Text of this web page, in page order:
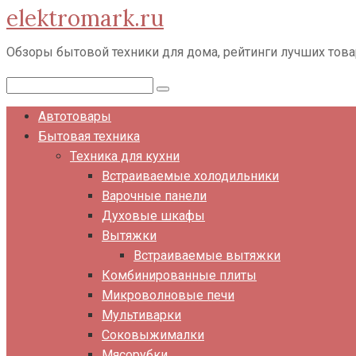
Перейти
к
контенту
elektromark.ru
Обзоры бытовой техники для дома, рейтинги лучших
Автотовары
Бытовая техника
Техника для кухни
Встраиваемые холодильники
Варочные панели
Духовые шкафы
Вытяжки
Встраиваемые вытяжки
Комбинированные плиты
Микроволновые печи
Мультиварки
Соковыжималки